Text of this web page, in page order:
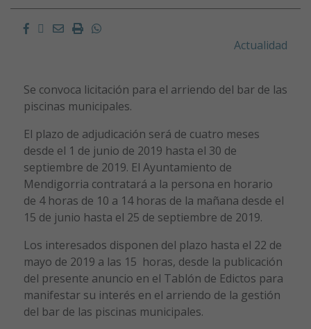
Facebook
Twitter
EmailImprimirWhatsapp
Actualidad
Se convoca licitación para el arriendo del bar de las
piscinas municipales.
El plazo de adjudicación será de cuatro meses
desde el 1 de junio de 2019 hasta el 30 de
septiembre de 2019. El Ayuntamiento de
Mendigorria contratará a la persona en horario
de 4 horas de 10 a 14 horas de la mañana desde el
15 de junio hasta el 25 de septiembre de 2019.
Los interesados disponen del plazo hasta el 22 de
mayo de 2019 a las 15 horas, desde la publicación
del presente anuncio en el Tablón de Edictos para
manifestar su interés en el arriendo de la gestión
del bar de las piscinas municipales.